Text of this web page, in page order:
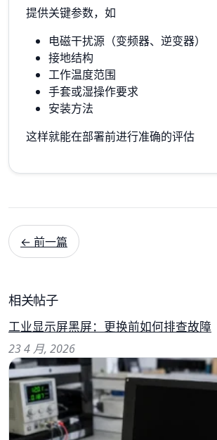
提供关键参数，如
电磁干扰源（变频器、逆变器）
接地结构
工作温度范围
手套或湿操作要求
安装方法
这样就能在部署前进行准确的评估
← 前一篇
相关帖子
工业显示屏黑屏：更换前如何排查故障
23 4 月, 2026